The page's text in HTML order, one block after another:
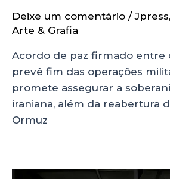
Deixe um comentário /Jpress,
Arte & Grafia
Acordo de paz firmado entre
prevê fim das operações
promete assegurar a
iraniana, além da reabertura
Ormuz